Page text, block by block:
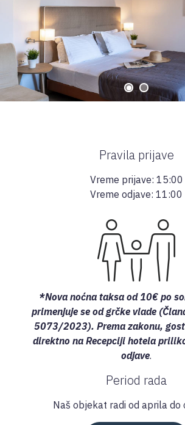
Pravila prijave
Vreme prijave: 15:00
Vreme odjave: 11:00
*Nova noćna taksa od 10€ po
primenjuje se od grčke vlade
5073/2023). Prema zakonu,
direktno na Recepciji hotela
odjave.
Period rada
Naš objekat radi od aprila do